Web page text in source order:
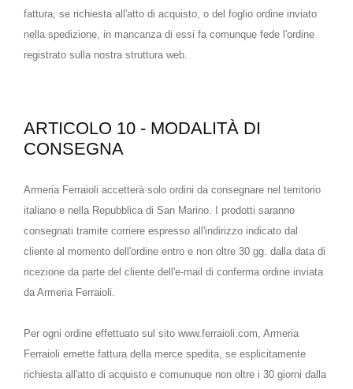
fattura, se richiesta all'atto di acquisto, o del foglio ordine inviato
nella spedizione, in mancanza di essi fa comunque fede l'ordine
registrato sulla nostra struttura web.
ARTICOLO 10 - MODALITÀ DI
CONSEGNA
Armeria Ferraioli accetterà solo ordini da consegnare nel territorio
italiano e nella Repubblica di San Marino. I prodotti saranno
consegnati tramite corriere espresso all'indirizzo indicato dal
cliente al momento dell'ordine entro e non oltre 30 gg. dalla data di
ricezione da parte del cliente dell'e-mail di conferma ordine inviata
da Armeria Ferraioli.
Per ogni ordine effettuato sul sito www.ferraioli.com, Armeria
Ferraioli emette fattura della merce spedita, se esplicitamente
richiesta all'atto di acquisto e comunuque non oltre i 30 giorni dalla